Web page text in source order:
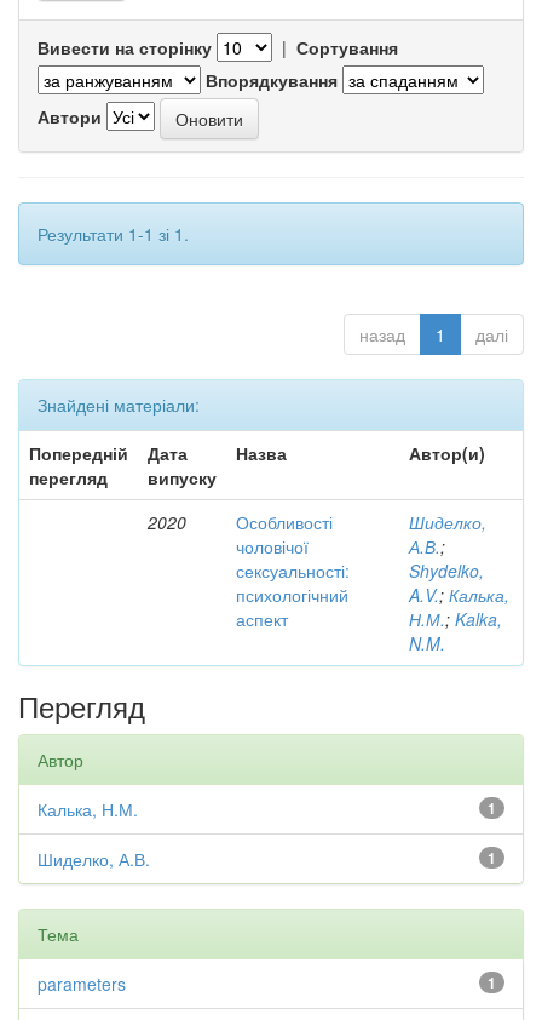
Вивести на сторінку | Сортування
Впорядкування
Автори
Результати 1-1 зі 1.
назад 1 далі
Знайдені матеріали:
Попередній
перегляд
Дата
випуску
Назва Автор(и)
2020
Особливості
чоловічої
сексуальності:
психологічний
аспект
Шиделко,
А.В.;
Shydelko,
A.V.; Калька,
Н.М.; Kalka,
N.M.
Перегляд
Автор
1
Калька, Н.М.
1
Шиделко, А.В.
Тема
1
parameters